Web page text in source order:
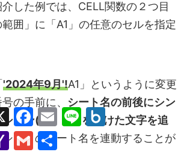
介した例では、CELL関数の２つ目
囲」に「A1」の任意のセルを指定
'2024年9月'!A1」というように変更
の手前に、 シート名の前後にシン
ョン(’)と「!」をつけた文字を追
ートのシート名を連動することが
X
F
a
c
e
b
E
m
i
L
i
n
e
o
x
.
Y
a
G
m
共